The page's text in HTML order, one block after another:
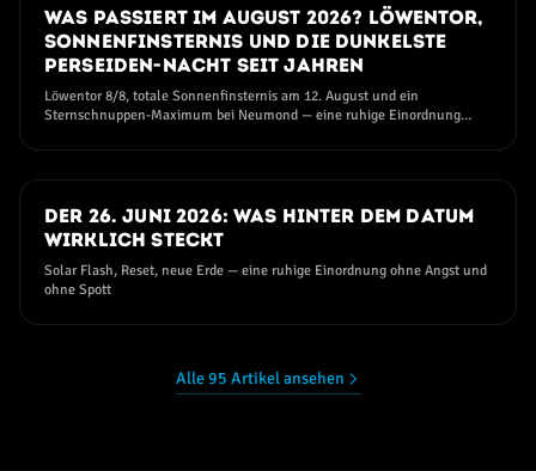
25. JULI 2026
Was passiert im August 2026? Löwentor,
Sonnenfinsternis und die dunkelste
Perseiden-Nacht seit Jahren
Löwentor 8/8, totale Sonnenfinsternis am 12. August und ein
Sternschnuppen-Maximum bei Neumond — eine ruhige Einordnung
11. JUNI 2026
Der 26. Juni 2026: Was hinter dem Datum
wirklich steckt
Solar Flash, Reset, neue Erde — eine ruhige Einordnung ohne Angst und
ohne Spott
Alle 95 Artikel ansehen